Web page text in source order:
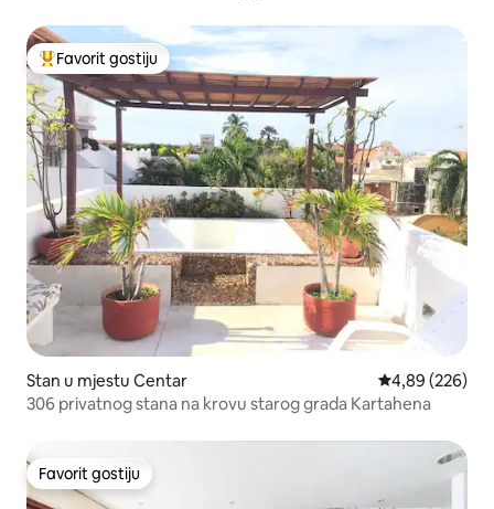
Glavni favorit gostiju
Favorit gostiju
Stan u mjestu Centar prosječna
4,89 (226)
306 privatnog stana na krovu starog grada Kartahena
Favorit gostiju
Favorit gostiju